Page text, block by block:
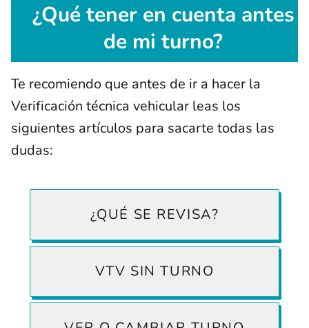
¿Qué tener en cuenta antes
de mi turno?
Te recomiendo que antes de ir a hacer la
Verificación técnica vehicular leas los
siguientes artículos para sacarte todas las
dudas:
¿QUÉ SE REVISA?
VTV SIN TURNO